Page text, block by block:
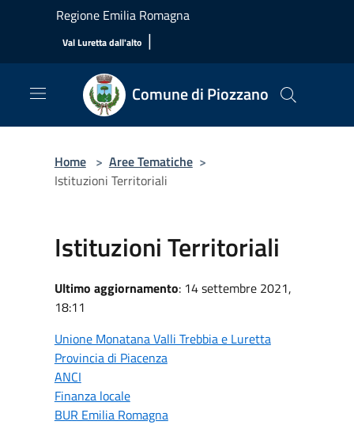
Salta al contenuto principale
Regione Emilia Romagna
Val Luretta dall'alto |
Comune di Piozzano
Home > Aree Tematiche >
Istituzioni Territoriali
Istituzioni Territoriali
Ultimo aggiornamento: 14 settembre 2021,
18:11
Unione Monatana Valli Trebbia e Luretta
Provincia di Piacenza
ANCI
Finanza locale
BUR Emilia Romagna